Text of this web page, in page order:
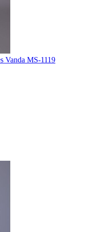
Vanda MS-1119